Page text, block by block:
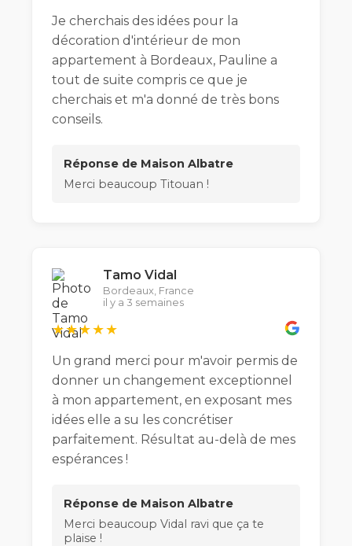
Je cherchais des idées pour la
décoration d'intérieur de mon
appartement à Bordeaux, Pauline a
tout de suite compris ce que je
cherchais et m'a donné de très bons
conseils.
Réponse de Maison Albatre
Merci beaucoup Titouan !
Tamo Vidal
Bordeaux, France
il y a 3 semaines
★★★★★
Un grand merci pour m'avoir permis de
donner un changement exceptionnel
à mon appartement, en exposant mes
idées elle a su les concrétiser
parfaitement. Résultat au-delà de mes
espérances !
Réponse de Maison Albatre
Merci beaucoup Vidal ravi que ça te
plaise !